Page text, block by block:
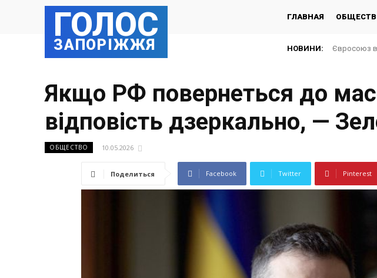
ГОЛОС
ЗАПОРІЖЖЯ
ГЛАВНАЯ
НОВИНИ: Євросоюз
Якщо РФ повернеться до
відповість дзеркально, —
ОБЩЕСТВО 10.05.2026
Поделиться Facebook Twitter Pinterest